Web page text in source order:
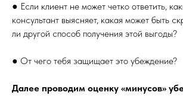
● Если клиент не может четко ответить,
консультант выясняет, какая может быть
ли другой способ получения этой выгоды?
● От чего тебя защищает это убеждение?
Далее проводим оценку «минусов»